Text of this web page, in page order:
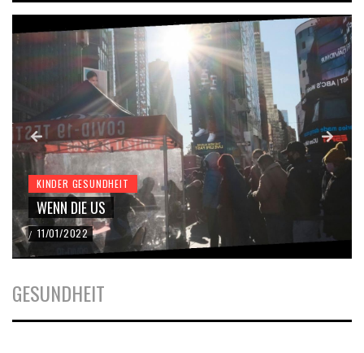
KINDER GESUNDHEIT
WENN DIE US
/ 11/01/2022
GESUNDHEIT